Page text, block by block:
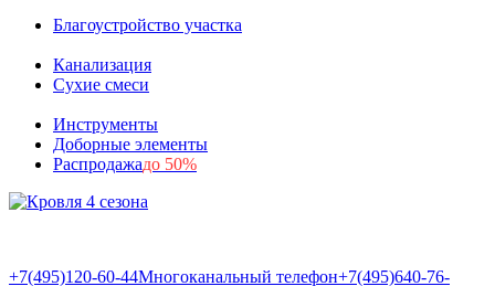
Благоустройство участка
Канализация
Сухие смеси
Инструменты
Доборные элементы
Распродажадо 50%
+7(495)120-60-44Многоканальный телефон+7(495)640-76-